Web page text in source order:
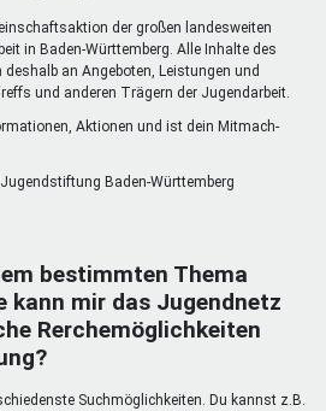
der großen landesweiten
in Baden-Württemberg. Alle Inhalte des
an Angeboten, Leistungen und
und anderen Trägern der Jugendarbeit.
Aktionen und ist dein Mitmach-
Baden-Württemberg
bestimmten Thema
kann mir das Jugendnetz
Rerchemöglichkeiten
Suchmöglichkeiten. Du kannst z.B.